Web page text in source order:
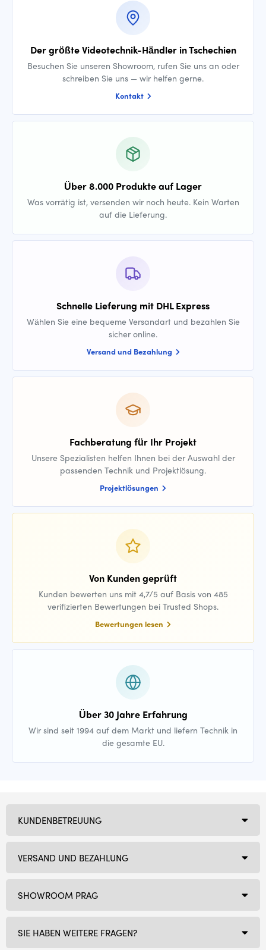
Der größte Videotechnik-Händler in Tschechien
Besuchen Sie unseren Showroom, rufen Sie uns an oder
schreiben Sie uns — wir helfen gerne.
Kontakt
Über 8.000 Produkte auf Lager
Was vorrätig ist, versenden wir noch heute. Kein Warten
auf die Lieferung.
Schnelle Lieferung mit DHL Express
Wählen Sie eine bequeme Versandart und bezahlen Sie
sicher online.
Versand und Bezahlung
Fachberatung für Ihr Projekt
Unsere Spezialisten helfen Ihnen bei der Auswahl der
passenden Technik und Projektlösung.
Projektlösungen
Von Kunden geprüft
Kunden bewerten uns mit 4,7/5 auf Basis von 485
verifizierten Bewertungen bei Trusted Shops.
Bewertungen lesen
Über 30 Jahre Erfahrung
Wir sind seit 1994 auf dem Markt und liefern Technik in
die gesamte EU.
SHOWROOM PRAG
SIE HABEN WEITERE FRAGEN?
KUNDENBETREUUNG
VERSAND UND BEZAHLUNG